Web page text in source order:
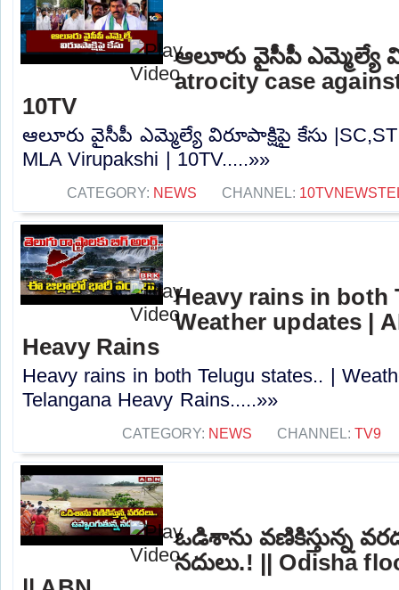
ఆలూరు వైసీపీ ఎమ్మెల్యే
atrocity case
10TV
ఆలూరు వైసీపీ ఎమ్మెల్యే విరూపాక్షిపై కేసు |SC,ST
MLA Virupakshi | 10TV.....»»
CATEGORY: NEWS CHANNEL:
Heavy rains in both
Weather updates |
Heavy Rains
Heavy rains in both Telugu states.. |
Telangana Heavy Rains.....»»
CATEGORY: NEWS CHANNEL: TV9
ఒడిశాను వణికిస్తున్న
నదులు.! || Odisha